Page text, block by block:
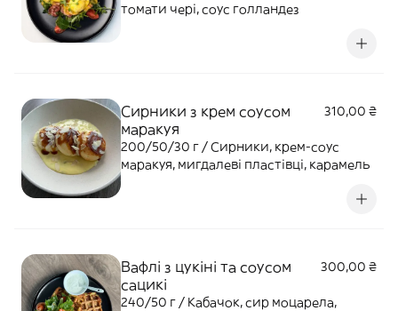
томати чері, соус голландез
Сирники з крем соусом
маракуя
310,00 ₴
200/50/30 г / Сирники, крем-соус
маракуя, мигдалеві пластівці, карамель
Вафлі з цукіні та соусом
сацикі
300,00 ₴
240/50 г / Кабачок, сир моцарела,